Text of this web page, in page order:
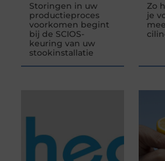
Storingen in uw
productieproces
voorkomen begint
bij de SCIOS-
keuring van uw
stookinstallatie
Zo
je